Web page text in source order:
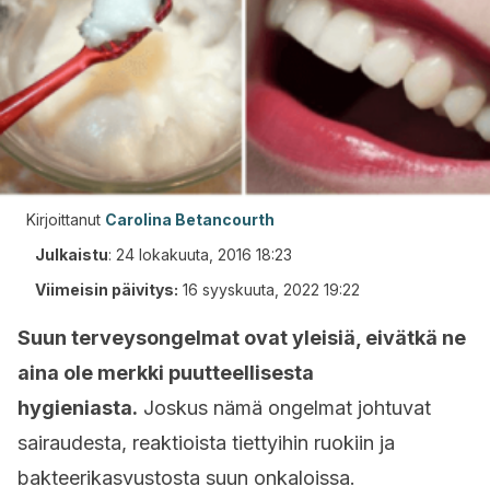
Kirjoittanut Carolina Betancourth
Julkaistu: 24 lokakuuta, 2016 18:23
Viimeisin päivitys: 16 syyskuuta, 2022 19:22
Suun terveysongelmat ovat yleisiä, eivätkä ne
aina ole merkki puutteellisesta
hygieniasta. Joskus nämä ongelmat johtuvat
sairaudesta, reaktioista tiettyihin ruokiin ja
bakteerikasvustosta suun onkaloissa.